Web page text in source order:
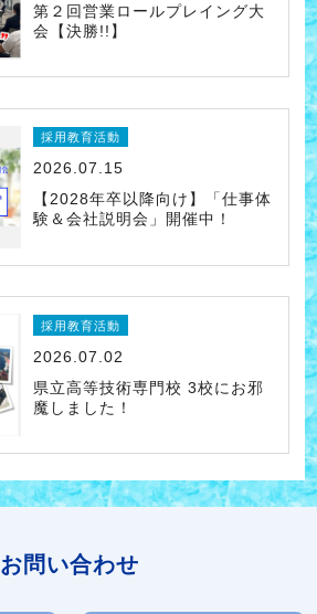
第２回営業ロールプレイング大
会【決勝!!】
採用教育活動
2026.07.15
【2028年卒以降向け】「仕事体
験＆会社説明会」開催中！
採用教育活動
2026.07.02
県立高等技術専門校 3校にお邪
魔しました！
お問い合わせ